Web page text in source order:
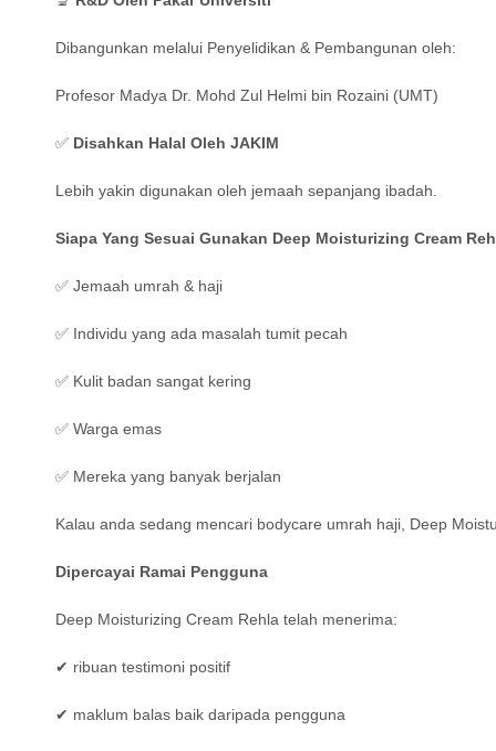
Dibangunkan melalui Penyelidikan & Pembangunan oleh:
Profesor Madya Dr. Mohd Zul Helmi bin Rozaini (UMT)
✅ Disahkan Halal Oleh JAKIM
Lebih yakin digunakan oleh jemaah sepanjang ibadah.
Siapa Yang Sesuai Gunakan Deep Moisturizing Cream
✅ Jemaah umrah & haji
✅ Individu yang ada masalah tumit pecah
✅ Kulit badan sangat kering
✅ Warga emas
✅ Mereka yang banyak berjalan
Kalau anda sedang mencari bodycare umrah haji, Deep
Dipercayai Ramai Pengguna
Deep Moisturizing Cream Rehla telah menerima:
✔ ribuan testimoni positif
✔ maklum balas baik daripada pengguna